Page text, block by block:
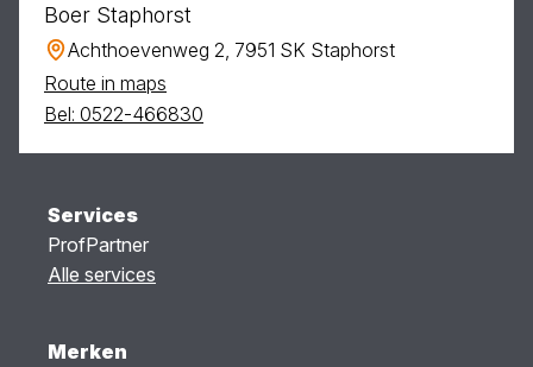
Boer Staphorst
Achthoevenweg 2, 7951 SK Staphorst
Route in maps
Bel: 0522-466830
Services
ProfPartner
Alle services
Merken